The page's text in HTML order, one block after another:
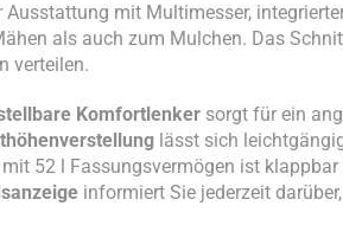
Ausstattung mit Multimesser,
als auch zum Mulchen. Das
verteilen.
Komfortlenker sorgt für ein
lässt sich
52 l Fassungsvermögen ist
informiert Sie jederzeit